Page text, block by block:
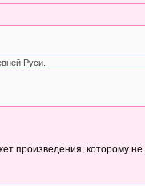
Руси.
произведения, которому